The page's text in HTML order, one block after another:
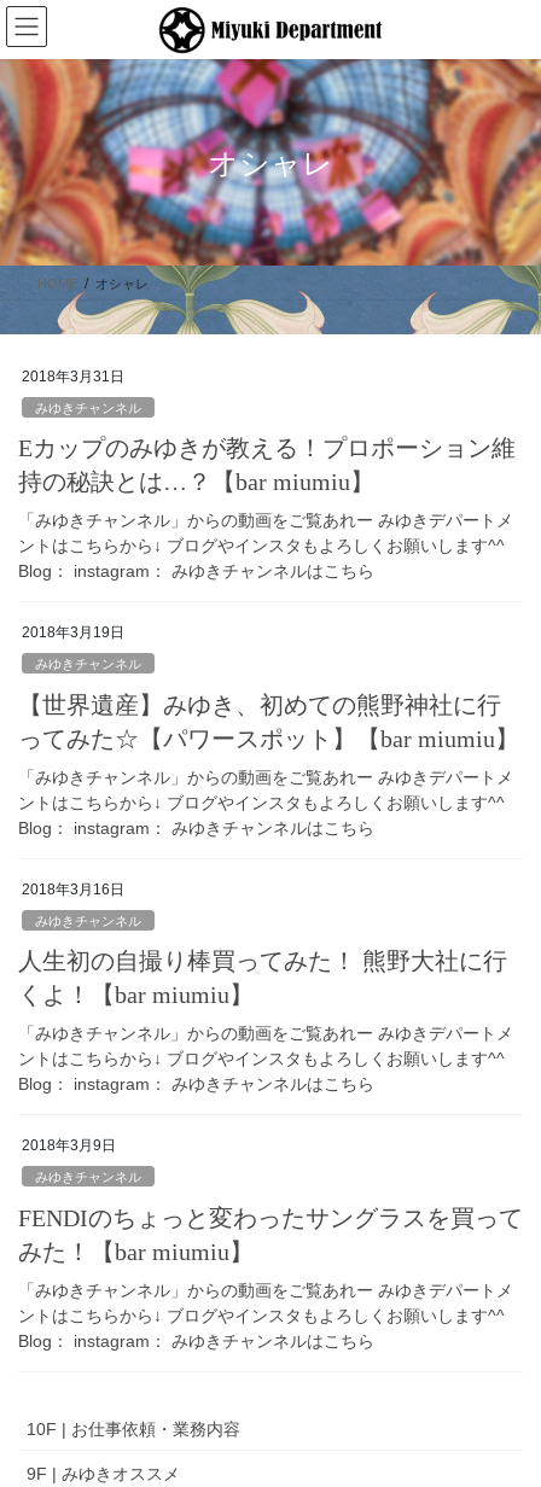
コ
ン
テ
ン
ツ
に
移
動
ナ
ビ
ゲ
ー
シ
ョ
ン
に
移
動
オシャレ
HOME オシャレ
2018年3月31日
みゆきチャンネル
Eカップのみゆきが教える！プロポーション維
持の秘訣とは…？【bar miumiu】
「みゆきチャンネル」からの動画をご覧あれー みゆきデパートメ
ントはこちらから↓ ブログやインスタもよろしくお願いします^^
Blog： instagram： みゆきチャンネルはこちら
2018年3月19日
みゆきチャンネル
【世界遺産】みゆき、初めての熊野神社に行
ってみた☆【パワースポット】【bar miumiu】
「みゆきチャンネル」からの動画をご覧あれー みゆきデパートメ
ントはこちらから↓ ブログやインスタもよろしくお願いします^^
Blog： instagram： みゆきチャンネルはこちら
2018年3月16日
みゆきチャンネル
人生初の自撮り棒買ってみた！ 熊野大社に行
くよ！【bar miumiu】
「みゆきチャンネル」からの動画をご覧あれー みゆきデパートメ
ントはこちらから↓ ブログやインスタもよろしくお願いします^^
Blog： instagram： みゆきチャンネルはこちら
2018年3月9日
みゆきチャンネル
FENDIのちょっと変わったサングラスを買って
みた！【bar miumiu】
「みゆきチャンネル」からの動画をご覧あれー みゆきデパートメ
ントはこちらから↓ ブログやインスタもよろしくお願いします^^
Blog： instagram： みゆきチャンネルはこちら
10F | お仕事依頼・業務内容
9F | みゆきオススメ